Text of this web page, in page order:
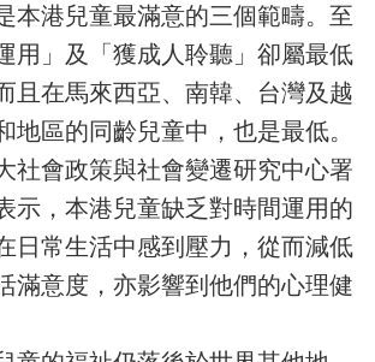
本港兒童最滿意的三個範疇。至
用」及「獲成人聆聽」卻屬最低
且在馬來西亞、南韓、台灣及越
地區的同齡兒童中，也是最低。
社會政策與社會變遷研究中心署
示，本港兒童缺乏對時間運用的
日常生活中感到壓力，從而減低
滿意度，亦影響到他們的心理健